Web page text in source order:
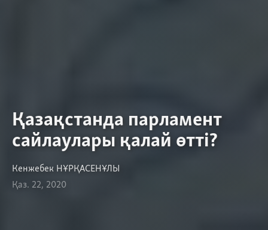
Қазақстанда парламент
сайлаулары қалай өтті?
Кенжебек НҰРҚАСЕНҰЛЫ
Қаз. 22, 2020